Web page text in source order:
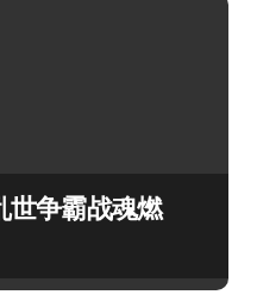
世争霸战魂燃